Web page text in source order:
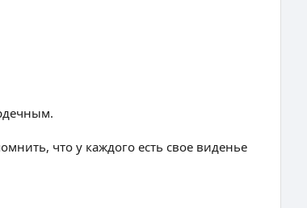
что у каждого есть свое виденье